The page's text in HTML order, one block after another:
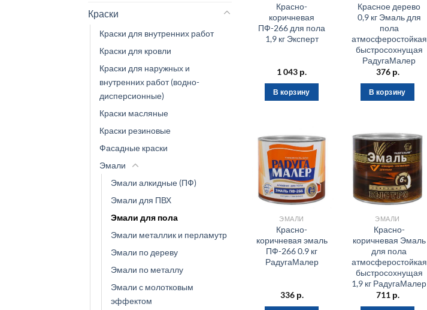
Краски
Краски для внутренних работ
Краски для кровли
Краски для наружных и
внутренних работ (водно-
дисперсионные)
Краски масляные
Краски резиновые
Фасадные краски
Эмали
Эмали алкидные (ПФ)
Эмали для ПВХ
Эмали для пола
Эмали металлик и перламутр
Эмали по дереву
Эмали по металлу
Эмали с молотковым
эффектом
Красно-
коричневая
ПФ-266 для пола
1,9 кг Эксперт
1 043 р.
В корзину
Красное дерево
0,9 кг Эмаль для
пола
атмосферостойкая
быстросохнущая
РадугаМалер
376 р.
В корзину
ЭМАЛИ
Красно-
коричневая эмаль
ПФ-266 0.9 кг
РадугаМалер
336 р.
ЭМАЛИ
Красно-
коричневая Эмаль
для пола
атмосферостойкая
быстросохнущая
1,9 кг РадугаМалер
711 р.